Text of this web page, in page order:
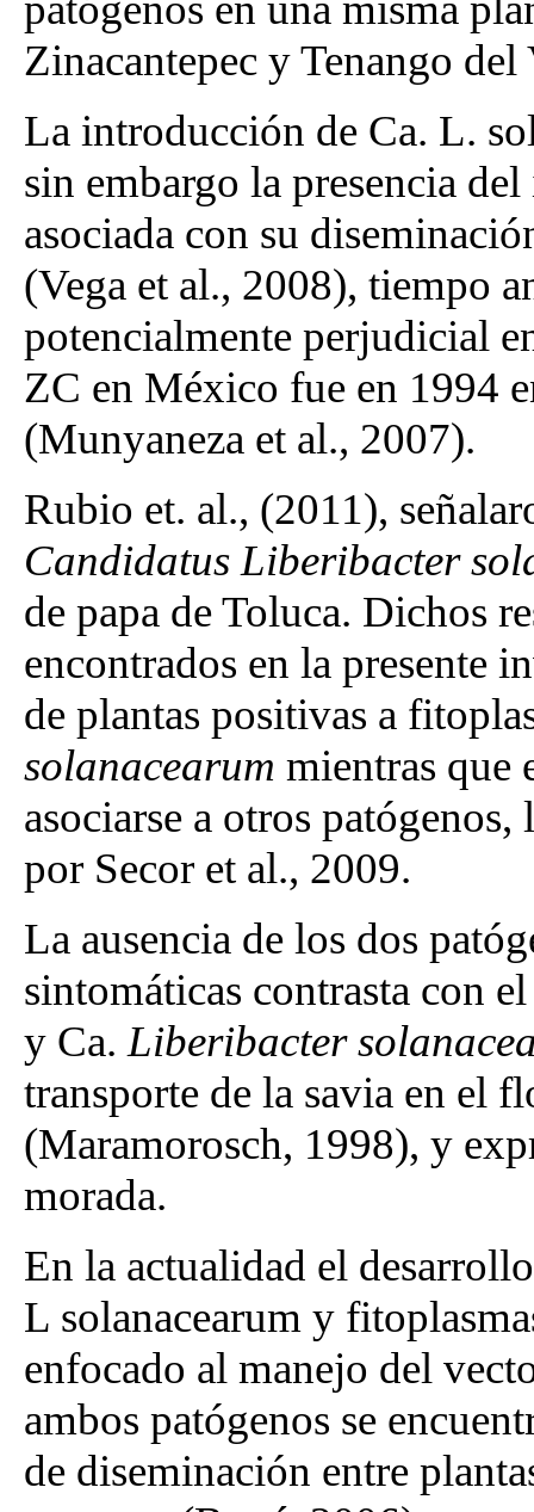
Zinacantepec y Tenango del
La introducción de Ca. L.
sin embargo la presencia
asociada con su
(Vega et al., 2008), tiempo
potencialmente perjudicial
ZC en México fue en 1994
(Munyaneza et al., 2007).
Rubio et. al., (2011),
Candidatus Liberibacter
de papa de Toluca. Dichos
encontrados en la presente
de plantas positivas a
solanacearum mientras que
asociarse a otros
por Secor et al., 2009.
La ausencia de los dos
sintomáticas contrasta con
y Ca. Liberibacter
transporte de la savia en el
(Maramorosch, 1998), y
morada.
En la actualidad el
L solanacearum y
enfocado al manejo del
ambos patógenos se
de diseminación entre